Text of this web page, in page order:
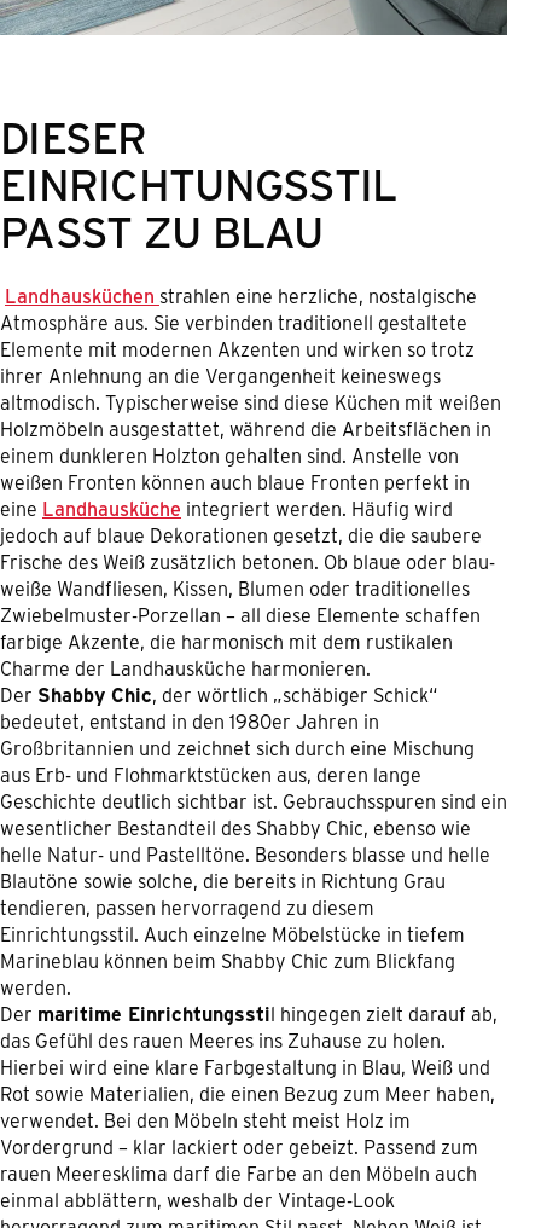
DIESER
EINRICHTUNGSSTIL
PASST ZU BLAU
Landhausküchen strahlen eine herzliche, nostalgische
Atmosphäre aus. Sie verbinden traditionell gestaltete
Elemente mit modernen Akzenten und wirken so trotz
ihrer Anlehnung an die Vergangenheit keineswegs
altmodisch. Typischerweise sind diese Küchen mit weißen
Holzmöbeln ausgestattet, während die Arbeitsflächen in
einem dunkleren Holzton gehalten sind. Anstelle von
weißen Fronten können auch blaue Fronten perfekt in
eine Landhausküche integriert werden. Häufig wird
jedoch auf blaue Dekorationen gesetzt, die die saubere
Frische des Weiß zusätzlich betonen. Ob blaue oder blau-
weiße Wandfliesen, Kissen, Blumen oder traditionelles
Zwiebelmuster-Porzellan – all diese Elemente schaffen
farbige Akzente, die harmonisch mit dem rustikalen
Charme der Landhausküche harmonieren.
Der Shabby Chic, der wörtlich „schäbiger Schick“
bedeutet, entstand in den 1980er Jahren in
Großbritannien und zeichnet sich durch eine Mischung
aus Erb- und Flohmarktstücken aus, deren lange
Geschichte deutlich sichtbar ist. Gebrauchsspuren sind ein
wesentlicher Bestandteil des Shabby Chic, ebenso wie
helle Natur- und Pastelltöne. Besonders blasse und helle
Blautöne sowie solche, die bereits in Richtung Grau
tendieren, passen hervorragend zu diesem
Einrichtungsstil. Auch einzelne Möbelstücke in tiefem
Marineblau können beim Shabby Chic zum Blickfang
werden.
Der maritime Einrichtungsstil hingegen zielt darauf ab,
das Gefühl des rauen Meeres ins Zuhause zu holen.
Hierbei wird eine klare Farbgestaltung in Blau, Weiß und
Rot sowie Materialien, die einen Bezug zum Meer haben,
verwendet. Bei den Möbeln steht meist Holz im
Vordergrund – klar lackiert oder gebeizt. Passend zum
rauen Meeresklima darf die Farbe an den Möbeln auch
einmal abblättern, weshalb der Vintage-Look